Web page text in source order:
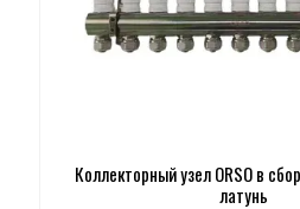
Коллекторный узел ORSO в
латунь